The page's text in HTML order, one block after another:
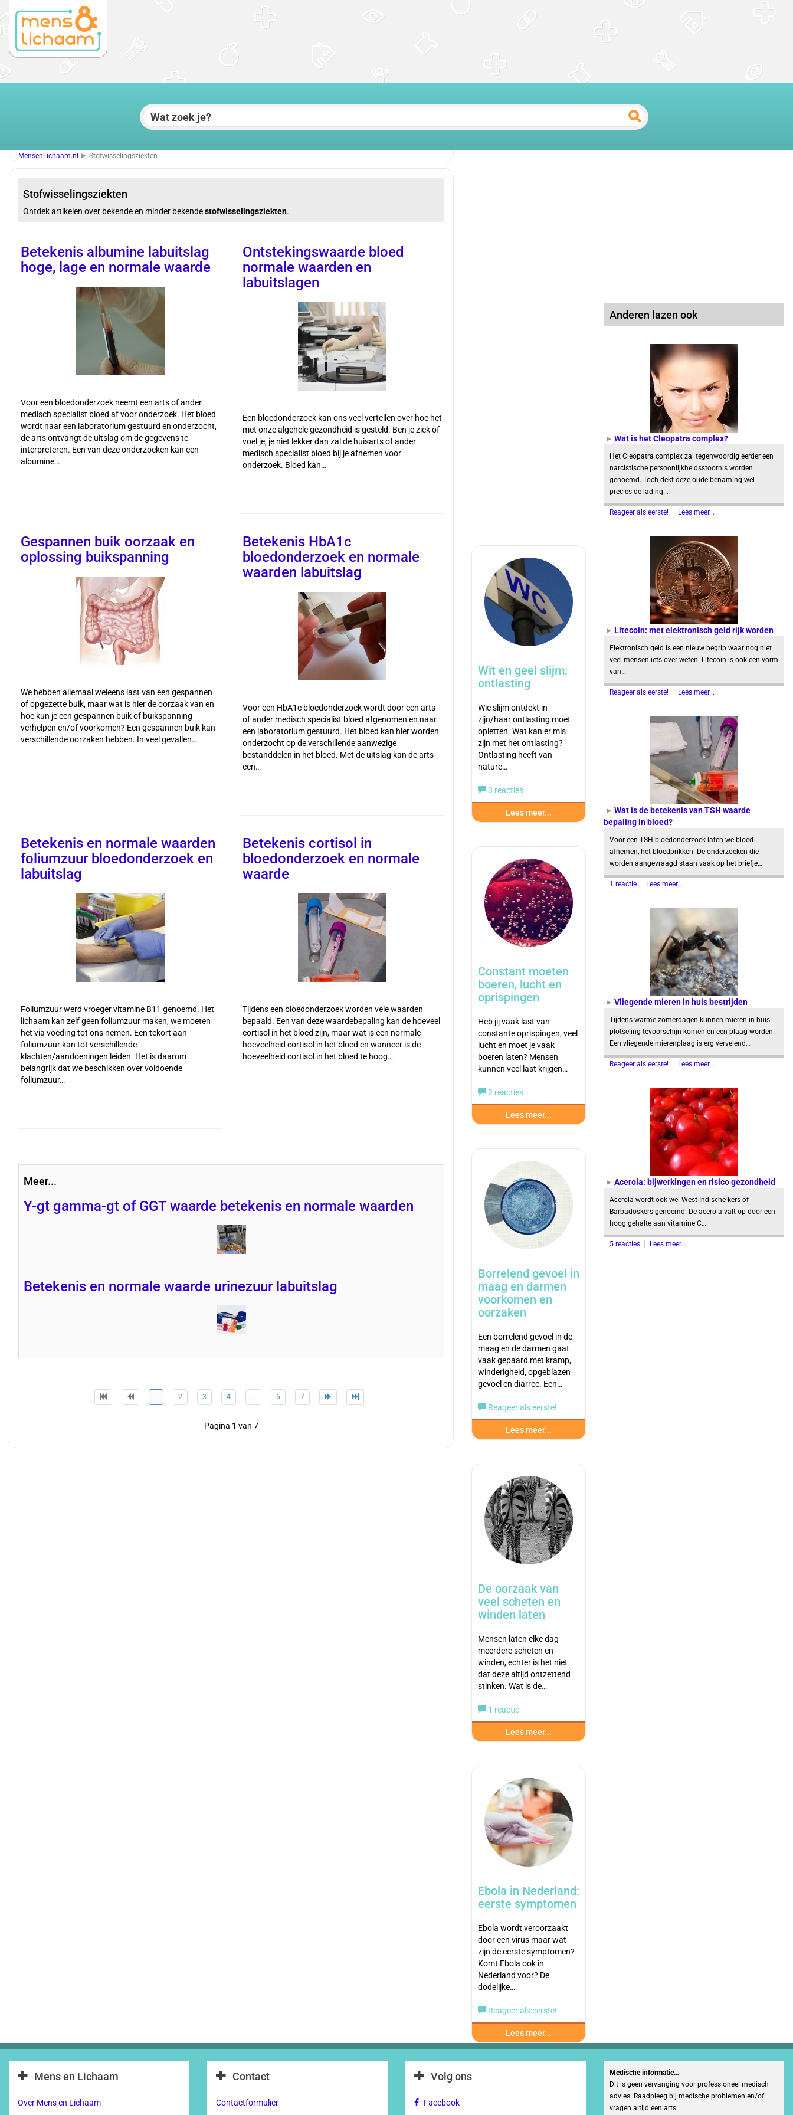
MensenLichaam.nl Stofwisselingsziekten
Stofwisselingsziekten
Ontdek artikelen over bekende en minder bekendestofwisselingsziekten.
Betekenis albumine labuitslag
hoge, lage en normale waarde
Voor een bloedonderzoek neemt een arts of ander
medisch specialist bloed af voor onderzoek. Het bloed
wordt naar een laboratorium gestuurd en onderzocht,
de arts ontvangt de uitslag om de gegevens te
interpreteren. Een van deze onderzoeken kan een
albumine…
Ontstekingswaarde bloed
normale waarden en
labuitslagen
Een bloedonderzoek kan ons veel vertellen over hoe het
met onze algehele gezondheid is gesteld. Ben je ziek of
voel je, je niet lekker dan zal de huisarts of ander
medisch specialist bloed bij je afnemen voor
onderzoek. Bloed kan…
Gespannen buik oorzaak en
oplossing buikspanning
We hebben allemaal weleens last van een gespannen
of opgezette buik, maar wat is hier de oorzaak van en
hoe kun je een gespannen buik of buikspanning
verhelpen en/of voorkomen? Een gespannen buik kan
verschillende oorzaken hebben. In veel gevallen…
Betekenis HbA1c
bloedonderzoek en normale
waarden labuitslag
Voor een HbA1c bloedonderzoek wordt door een arts
of ander medisch specialist bloed afgenomen en naar
een laboratorium gestuurd. Het bloed kan hier worden
onderzocht op de verschillende aanwezige
bestanddelen in het bloed. Met de uitslag kan de arts
een…
Betekenis en normale waarden
foliumzuur bloedonderzoek en
labuitslag
Foliumzuur werd vroeger vitamine B11 genoemd. Het
lichaam kan zelf geen foliumzuur maken, we moeten
het via voeding tot ons nemen. Een tekort aan
foliumzuur kan tot verschillende
klachten/aandoeningen leiden. Het is daarom
belangrijk dat we beschikken over voldoende
foliumzuur…
Betekenis cortisol in
bloedonderzoek en normale
waarde
Tijdens een bloedonderzoek worden vele waarden
bepaald. Een van deze waardebepaling kan de hoeveel
cortisol in het bloed zijn, maar wat is een normale
hoeveelheid cortisol in het bloed en wanneer is de
hoeveelheid cortisol in het bloed te hoog…
Meer...
Y-gt gamma-gt of GGT waarde betekenis en normale waarden
Betekenis en normale waarde urinezuur labuitslag
2 3 4 ... 6 7
Pagina 1 van 7
Anderen lazen ook
Wat is het Cleopatra complex?
Het Cleopatra complex zal tegenwoordig eerder een
narcistische persoonlijkheidsstoornis worden
genoemd. Toch dekt deze oude benaming wel
precies de lading.…
Reageer als eerste! Lees meer...
Litecoin: met elektronisch geld rijk worden
Elektronisch geld is een nieuw begrip waar nog niet
veel mensen iets over weten. Litecoin is ook een vorm
van…
Reageer als eerste! Lees meer...
Wat is de betekenis van TSH waarde
bepaling in bloed?
Voor een TSH bloedonderzoek laten we bloed
afnemen, het bloedprikken. De onderzoeken die
worden aangevraagd staan vaak op het briefje…
1 reactie Lees meer...
Vliegende mieren in huis bestrijden
Tijdens warme zomerdagen kunnen mieren in huis
plotseling tevoorschijn komen en een plaag worden.
Een vliegende mierenplaag is erg vervelend,…
Reageer als eerste! Lees meer...
Acerola: bijwerkingen en risico gezondheid
Acerola wordt ook wel West-Indische kers of
Barbadoskers genoemd. De acerola valt op door een
hoog gehalte aan vitamine C…
5 reacties Lees meer...
Wit en geel slijm:
ontlasting
Wie slijm ontdekt in
zijn/haar ontlasting moet
opletten. Wat kan er mis
zijn met het ontlasting?
Ontlasting heeft van
nature…
3 reacties
Lees meer...
Constant moeten
boeren, lucht en
oprispingen
Heb jij vaak last van
constante oprispingen, veel
lucht en moet je vaak
boeren laten? Mensen
kunnen veel last krijgen…
2 reacties
Lees meer...
Borrelend gevoel in
maag en darmen
voorkomen en
oorzaken
Een borrelend gevoel in de
maag en de darmen gaat
vaak gepaard met kramp,
winderigheid, opgeblazen
gevoel en diarree. Een…
Reageer als eerste!
Lees meer...
De oorzaak van
veel scheten en
winden laten
Mensen laten elke dag
meerdere scheten en
winden, echter is het niet
dat deze altijd ontzettend
stinken. Wat is de…
1 reactie
Lees meer...
Ebola in Nederland:
eerste symptomen
Ebola wordt veroorzaakt
door een virus maar wat
zijn de eerste symptomen?
Komt Ebola ook in
Nederland voor? De
dodelijke…
Reageer als eerste!
Lees meer...
Mens en Lichaam
Over Mens en Lichaam
Contact
Contactformulier
Volg ons
Facebook
Medische informatie…
Dit is geen vervanging voor professioneel medisch
advies. Raadpleeg bij medische problemen en/of
vragen altijd een arts.